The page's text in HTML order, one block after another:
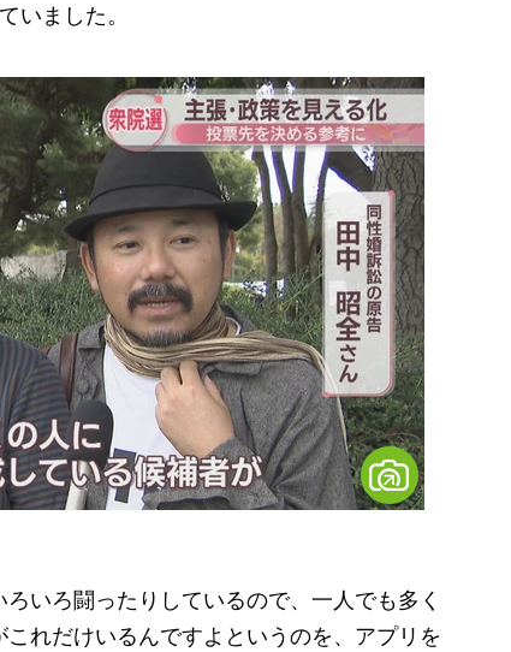
いました。
いろ闘ったりしているので、一人でも多く
れだけいるんですよというのを、アプリを